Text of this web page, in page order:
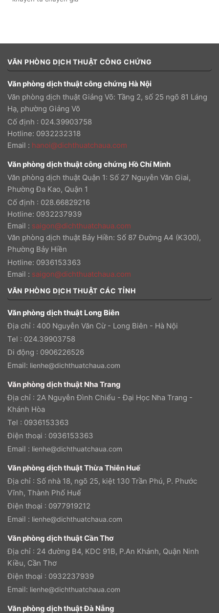
VĂN PHÒNG DỊCH THUẬT CÔNG CHỨNG
Văn phòng dịch thuật công chứng Hà Nội
Văn phòng dịch thuật Giảng Võ: Tầng 2, số 25 ngõ 81 Láng
Hạ, phường Giảng Võ
Cố định : 024.39903758
Hotline: 0932232318
Email : hanoi@dichthuatchaua.com
Văn phòng dịch thuật công chứng Hồ Chí Minh
Văn phòng dịch thuật Quận 1: Số 27 Nguyễn Văn Giai,
Phường Đa Kao, Quận 1
Cố định : 028.66829216
Hotline: 0932237939
Email : saigon@dichthuatchaua.com
Văn phòng dịch thuật Bảy Hiền: Số 87 Đường A4 (K300),
Phường Bảy Hiền
Hotline: 0936153363
Email : saigon@dichthuatchaua.com
VĂN PHÒNG DỊCH THUẬT CÁC TỈNH
Văn phòng dịch thuật Long Biên
Địa chỉ : 400 Nguyễn Văn Cừ - Long Biên - Hà Nội
Tel : 024.39903758
Di động : 0906226526
Email: lienhe@dichthuatchaua.com
Văn phòng dịch thuật Nha Trang
Địa chỉ : 2A Nguyễn Đình Chiểu - Đại Học Nha Trang -
Khánh Hòa
Tel : 0936153363
Điện thoại : 0936153363
Email : lienhe@dichthuatchaua.com
Văn phòng dịch thuật Thừa Thiên Huế
Địa chỉ : Số nhà 18, ngõ 25, kiệt 130 Trần Phú, P. Phước
Vĩnh, Thành Phố Huế
Điện thoại : 0977919212
Email : lienhe@dichthuatchaua.com
Văn phòng dịch thuật Cần Thơ
Địa chỉ : 24 đường B4, KDC 91B, P.An Khánh, Quận Ninh
Kiều, Cần Thơ
Điện thoại : 0932237939
Email: lienhe@dichthuatchaua.com
Văn phòng dịch thuật Đà Nẵng